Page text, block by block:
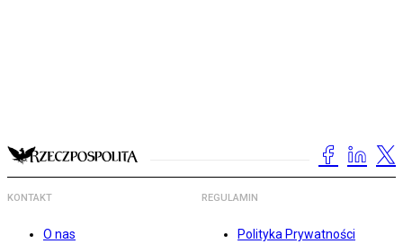
KONTAKT
O nas
REGULAMIN
Polityka Prywatności